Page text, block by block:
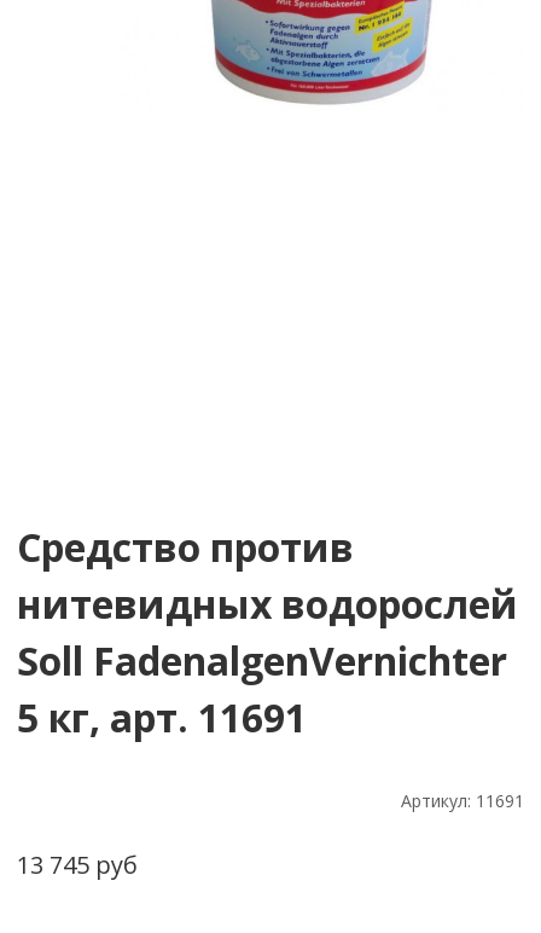
Средство против
нитевидных водорослей
Soll FadenalgenVernichter
5 кг, арт. 11691
Артикул: 11691
13 745 руб